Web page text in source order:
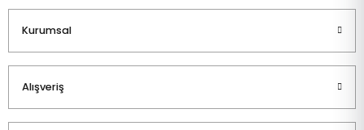
Kurumsal
Alışveriş